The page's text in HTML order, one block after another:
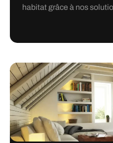
habitat grâce à nos